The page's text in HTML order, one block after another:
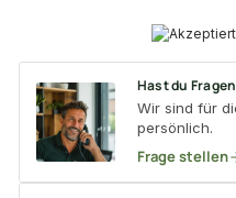
Hast du
Wir sind für
persönlich.
Frage stellen